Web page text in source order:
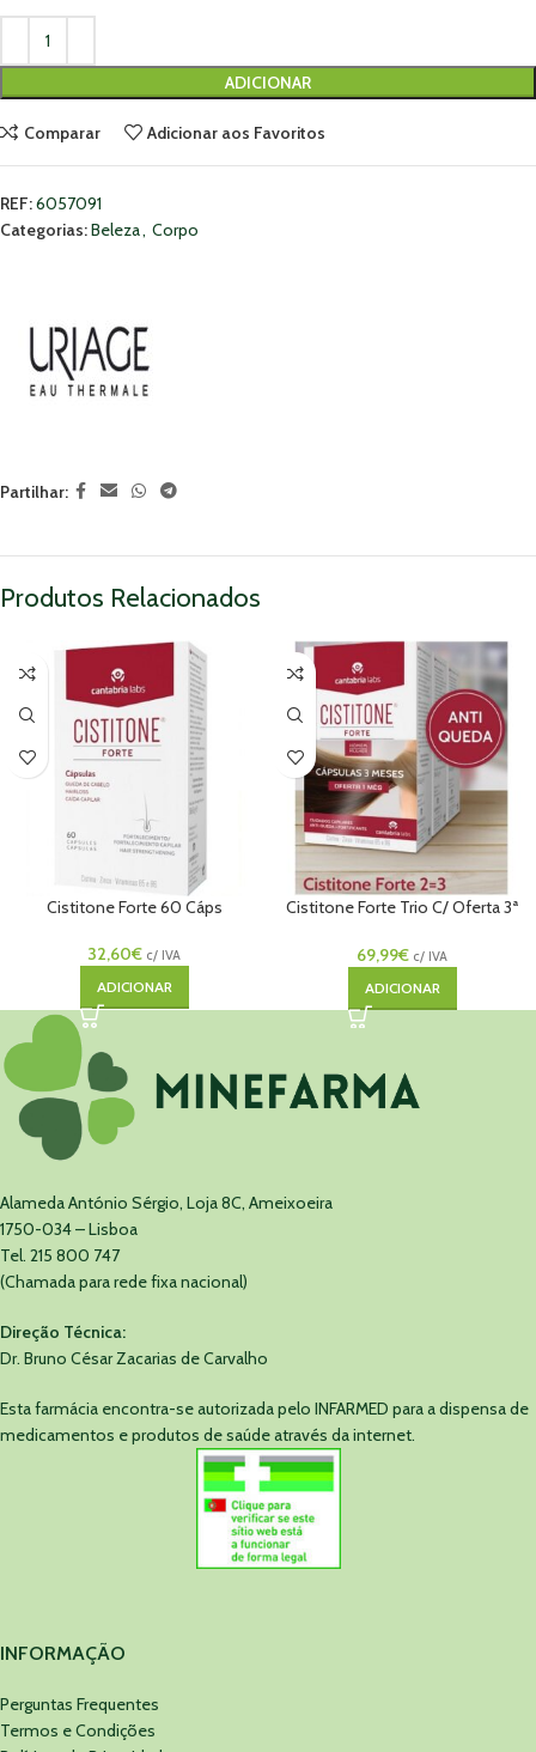
ADICIONAR
Comparar Adicionar aos Favoritos
REF:6057091
Categorias:Beleza, Corpo
Partilhar:
Produtos Relacionados
Cistitone Forte 60 Cáps
32,60€ c/ IVA
ADICIONAR
Cistitone Forte Trio C/ Oferta 3ª
69,99€ c/ IVA
ADICIONAR
Alameda António Sérgio, Loja 8C, Ameixoeira
1750-034 – Lisboa
Tel. 215 800 747
(Chamada para rede fixa nacional)
Direção Técnica:
Dr. Bruno César Zacarias de Carvalho
Esta farmácia encontra-se autorizada pelo INFARMED para a dispensa de
medicamentos e produtos de saúde através da internet.
INFORMAÇÃO
Perguntas Frequentes
Termos e Condições